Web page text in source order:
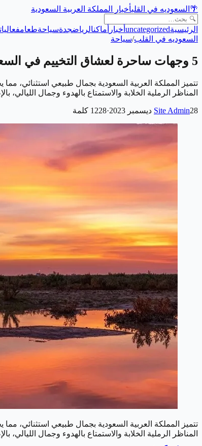
🌴 السعوديه في القلبأخبار المملكة العربية السعودية
الرئيسيةuncategorized أخبار أماكنالرياضجدةسياحةطعامفعاليات
السعوديه في القلب/سياحة
5 وجهات ساحرة لعشاق التخييم في السعودية
تتميز المملكة العربية السعودية بجمال طبيعي استثنائي،
المناظر الرملية الخلابة والاستمتاع بالهدوء وجمال
Site Admin28 ديسمبر 2023 ·
1228 كلمة
تتميز المملكة العربية السعودية بجمال طبيعي استثنائي،
المناظر الرملية الخلابة والاستمتاع بالهدوء وجمال